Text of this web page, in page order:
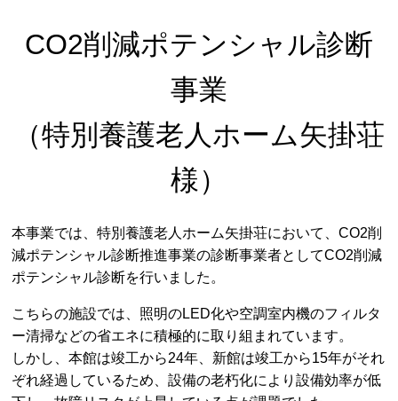
CO2削減ポテンシャル診断
事業
（特別養護老人ホーム矢掛荘
様）
本事業では、特別養護老人ホーム矢掛荘において、CO2削
減ポテンシャル診断推進事業の診断事業者としてCO2削減
ポテンシャル診断を行いました。
こちらの施設では、照明のLED化や空調室内機のフィルタ
ー清掃などの省エネに積極的に取り組まれています。
しかし、本館は竣工から24年、新館は竣工から15年がそれ
ぞれ経過しているため、設備の老朽化により設備効率が低